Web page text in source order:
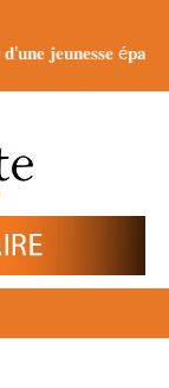
é𝐩𝐚𝐧𝐨𝐮𝐢𝐞 𝐞𝐭